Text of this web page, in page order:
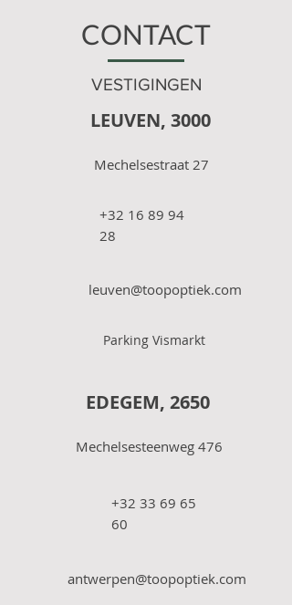
Zonnebrillen: onmisbaar
CONTACT
VESTIGINGEN
LEUVEN, 3000
Mechelsestraat 27
+32 16 89 94
28
leuven@toopoptiek.com
Parking Vismarkt
EDEGEM, 2650
Mechelsesteenweg 476
+32 33 69 65
60
antwerpen@toopoptiek.com